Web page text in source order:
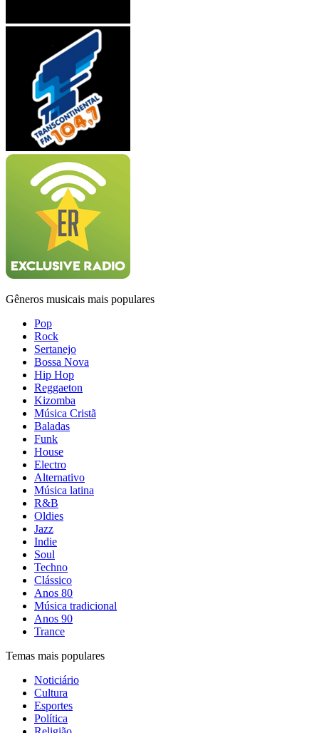
Gêneros musicais mais populares
Pop
Rock
Sertanejo
Bossa Nova
Hip Hop
Reggaeton
Kizomba
Música Cristã
Baladas
Funk
House
Electro
Alternativo
Música latina
R&B
Oldies
Jazz
Indie
Soul
Techno
Clássico
Anos 80
Música tradicional
Anos 90
Trance
Temas mais populares
Noticiário
Cultura
Esportes
Política